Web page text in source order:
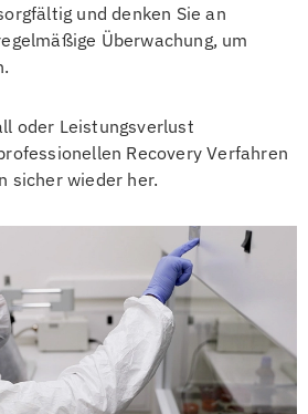
und denken Sie an
Überwachung, um
oder Leistungsverlust
Recovery Verfahren
sicher wieder her.